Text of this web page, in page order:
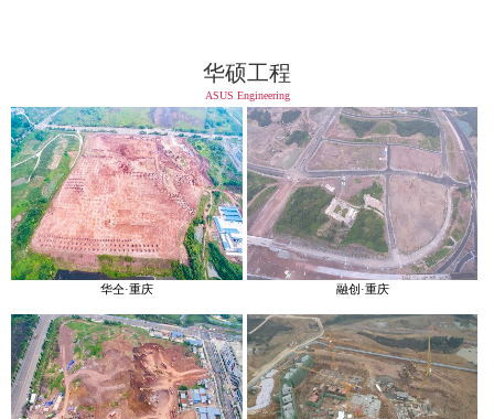
华硕工程
ASUS Engineering
华仝·重庆 融创·重庆